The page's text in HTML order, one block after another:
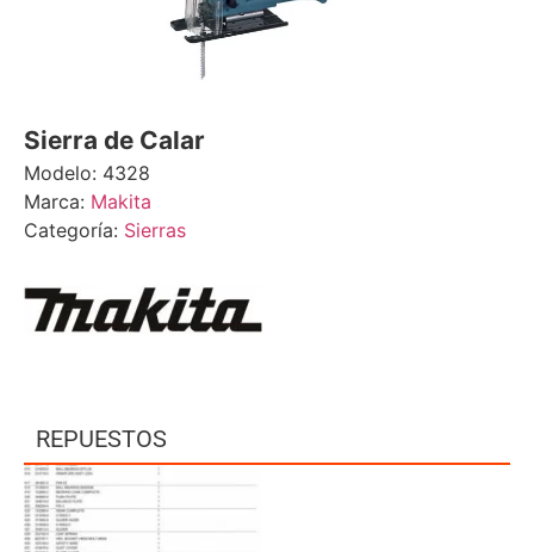
Sierra de Calar
Modelo: 4328
Marca: Makita
Categoría: Sierras
REPUESTOS